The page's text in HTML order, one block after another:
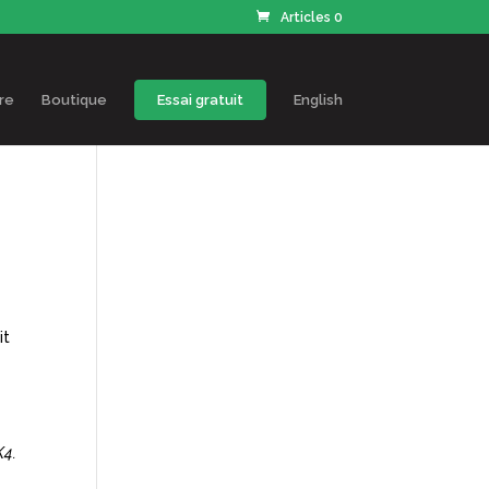
Articles 0
Boutique Essai gratuit English